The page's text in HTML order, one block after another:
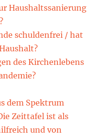
Haushaltssanierung
schuldenfrei / hat
des Kirchenlebens
dem Spektrum
Zeittafel ist als
und von